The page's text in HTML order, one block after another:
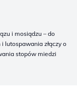
i mosiądzu – do
lutospawania złączy o
stopów miedzi